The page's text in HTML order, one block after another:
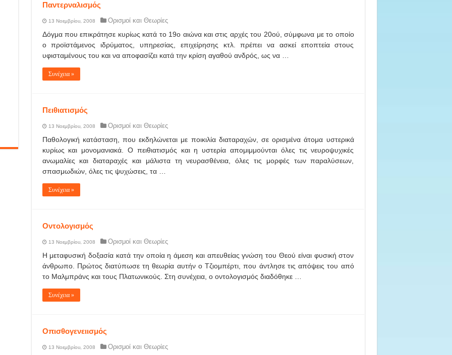
Παντερναλισμός
13 Νοεμβρίου, 2008 Ορισμοί και Θεωρίες
Δόγμα που επικράτησε κυρίως κατά το 19ο αιώνα και στις αρχές του 20ού, σύμφωνα με το οποίο
ο προϊστάμενος ιδρύματος, υπηρεσίας, επιχείρησης κτλ. πρέπει να ασκεί εποπτεία στους
υφισταμένους του και να αποφασίζει κατά την κρίση αγαθού ανδρός, ως να …
Συνέχεια »
Πειθιατισμός
13 Νοεμβρίου, 2008 Ορισμοί και Θεωρίες
Παθολογική κατάσταση, που εκδηλώνεται με ποικιλία διαταραχών, σε ορισμένα άτομα υστερικά
κυρίως και μονομανιακά. Ο πειθιατισμός και η υστερία απομιμμούνται όλες τις νευροψυχικές
ανωμαλίες και διαταραχές και μάλιστα τη νευρασθένεια, όλες τις μορφές των παραλύσεων,
σπασμωδιών, όλες τις ψυχώσεις, τα …
Συνέχεια »
Οντολογισμός
13 Νοεμβρίου, 2008 Ορισμοί και Θεωρίες
Η μεταφυσική δοξασία κατά την οποία η άμεση και απευθείας γνώση του Θεού είναι φυσική στον
άνθρωπο. Πρώτος διατύπωσε τη θεωρία αυτήν ο Τζιομπέρτι, που άντλησε τις απόψεις του από
το Μαλμπράνς και τους Πλατωνικούς. Στη συνέχεια, ο οντολογισμός διαδόθηκε …
Συνέχεια »
Οπισθογενειισμός
13 Νοεμβρίου, 2008 Ορισμοί και Θεωρίες